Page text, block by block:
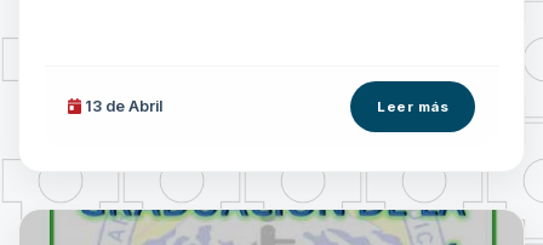
13 de Abril Leer más